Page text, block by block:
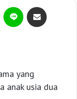
yang
anak usia dua